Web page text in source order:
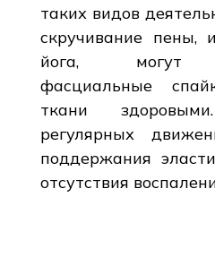
таких видов
скручивание пены,
йога, могут
фасциальные
ткани
регулярных
поддержания
отсутствия